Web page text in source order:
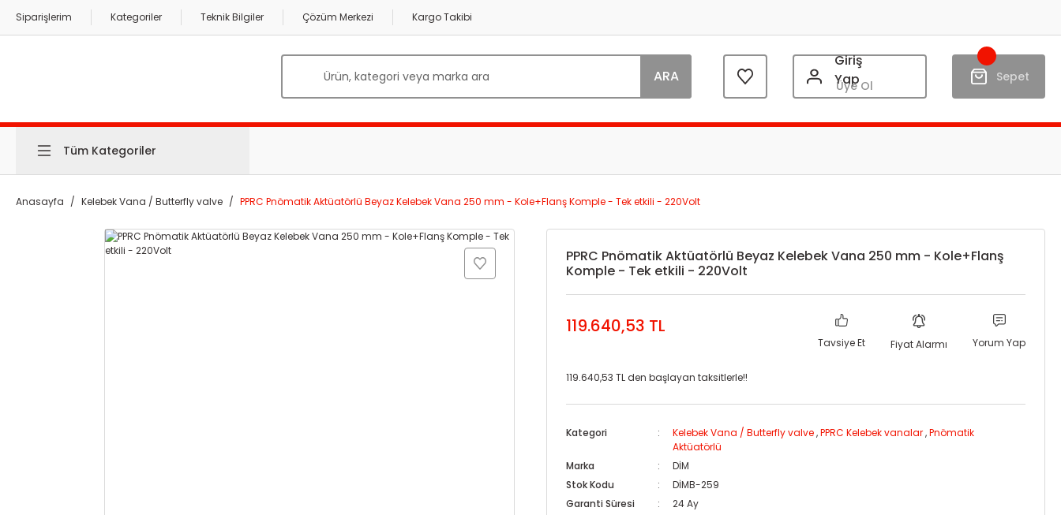
Siparişlerim Kategoriler Teknik Bilgiler Çözüm Merkezi Kargo Takibi
ARA
Giriş
Yap
Üye Ol
Sepet
Tüm Kategoriler
Anasayfa Kelebek Vana / Butterfly valve PPRC Pnömatik Aktüatörlü Beyaz Kelebek Vana 250 mm - Kole+Flanş Komple - Tek etkili - 220Volt
PPRC Pnömatik Aktüatörlü Beyaz Kelebek Vana 250 mm - Kole+Flanş
Komple - Tek etkili - 220Volt
119.640,53 TL
Tavsiye Et Fiyat Alarmı Yorum Yap
119.640,53 TL den başlayan taksitlerle!!
Kategori Kelebek Vana / Butterfly valve,PPRC Kelebek vanalar,Pnömatik
Aktüatörlü
Marka
DİM
Stok Kodu
DİMB-259
Garanti Süresi
24 Ay